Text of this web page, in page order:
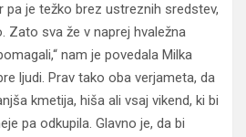
pa je težko brez ustreznih sredstev,
Zato sva že v naprej hvaležna
nam je povedala Milka
ljudi. Prav tako oba verjameta, da
kmetija, hiša ali vsaj vikend, ki bi
pa odkupila. Glavno je, da bi